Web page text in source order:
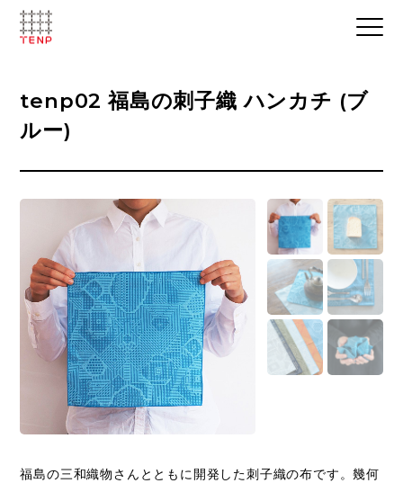
tenp02 福島の刺子織 ハンカチ (ブ
ルー)
福島の三和織物さんとともに開発した刺子織の布です。幾何